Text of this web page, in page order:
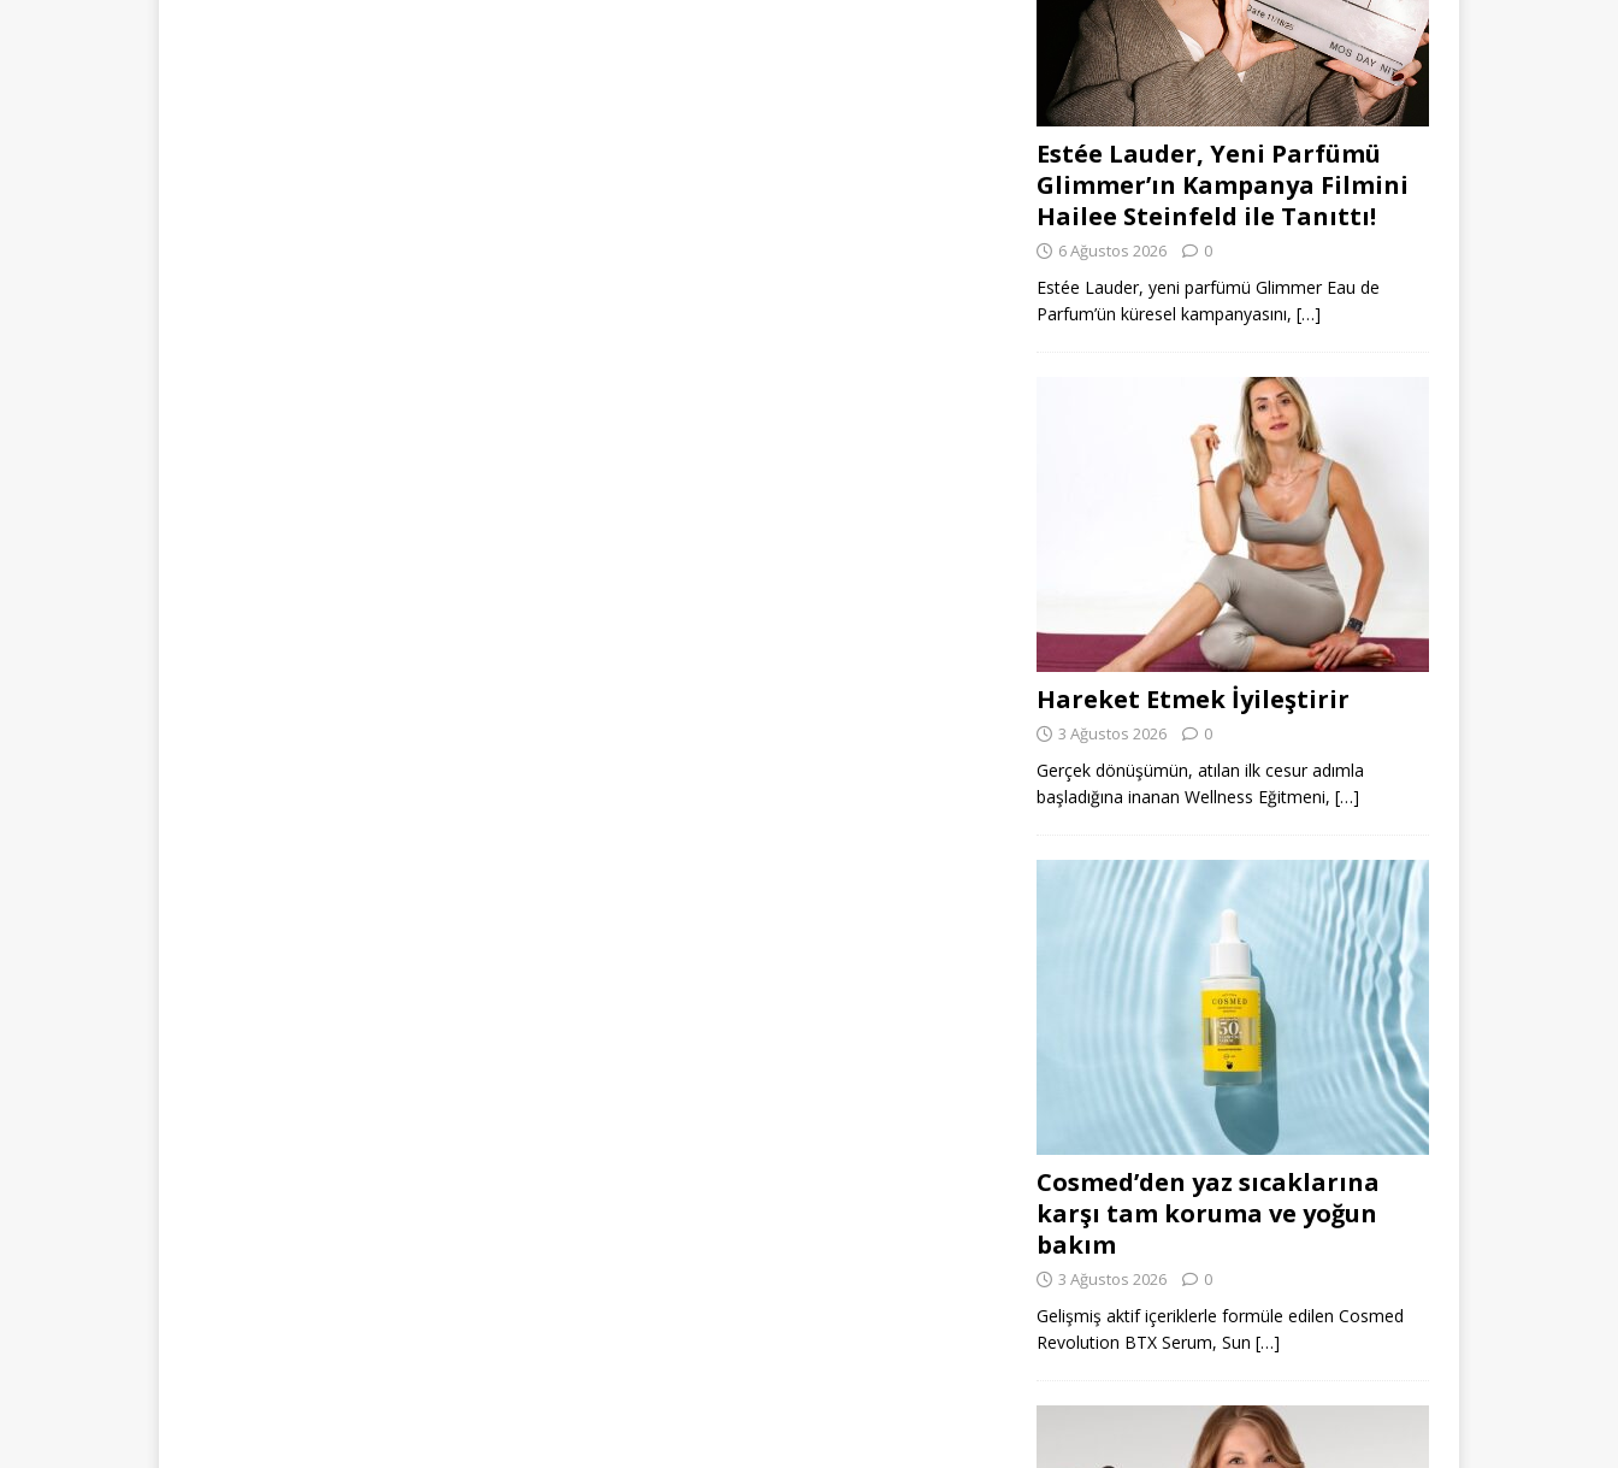
Estée Lauder, Yeni Parfümü
Glimmer’ın Kampanya Filmini
Hailee Steinfeld ile Tanıttı!
6 Ağustos 2026 0
Estée Lauder, yeni parfümü Glimmer Eau de
Parfum’ün küresel kampanyasını, […]
Hareket Etmek İyileştirir
3 Ağustos 2026 0
Gerçek dönüşümün, atılan ilk cesur adımla
başladığına inanan Wellness Eğitmeni, […]
Cosmed’den yaz sıcaklarına
karşı tam koruma ve yoğun
bakım
3 Ağustos 2026 0
Gelişmiş aktif içeriklerle formüle edilen Cosmed
Revolution BTX Serum, Sun […]